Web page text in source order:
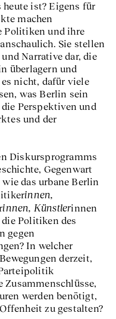
heute ist? Eigens für
machen
Politiken und ihre
Sie stellen
Narrative dar, die
überlagern und
nicht, dafür viele
was Berlin sein
Perspektiven und
und der
Diskursprogramms
Gegenwart
das urbane Berlin
innen,
innen, Künstlerinnen
Politiken des
gegen
In welcher
derzeit,
Zusammenschlüsse,
werden benötigt,
zu gestalten?